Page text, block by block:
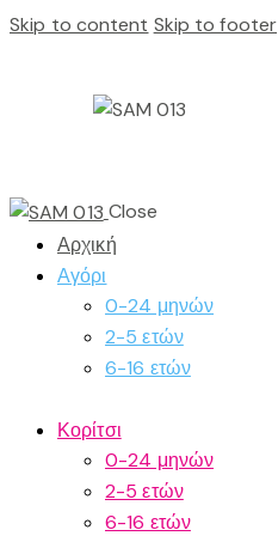
Skip to content Skip to footer
Close
Αρχική
Αγόρι
0-24 μηνών
2-5 ετών
6-16 ετών
Κορίτσι
0-24 μηνών
2-5 ετών
6-16 ετών